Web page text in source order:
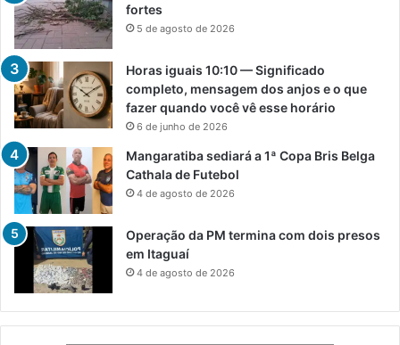
fortes
5 de agosto de 2026
Horas iguais 10:10 — Significado
completo, mensagem dos anjos e o que
fazer quando você vê esse horário
6 de junho de 2026
Mangaratiba sediará a 1ª Copa Bris Belga
Cathala de Futebol
4 de agosto de 2026
Operação da PM termina com dois presos
em Itaguaí
4 de agosto de 2026